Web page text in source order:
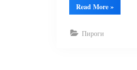
Read More“Пирог
с
»
Пироги